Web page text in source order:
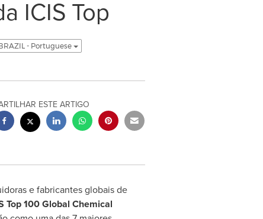
ICIS Top
- Portuguese
ESTE ARTIGO
e fabricantes globais de
Top 100 Global Chemical